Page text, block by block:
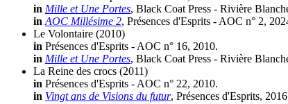
in Mille et Une Portes, Black Coat Press - Rivière
in AOC Millésime 2, Présences d'Esprits - AOC n° 2,
Le Volontaire (2010)
in Présences d'Esprits - AOC n° 16, 2010.
in Mille et Une Portes, Black Coat Press - Rivière
La Reine des crocs (2011)
in Présences d'Esprits - AOC n° 22, 2010.
in Vingt ans de Visions du futur, Présences d'Esprits,